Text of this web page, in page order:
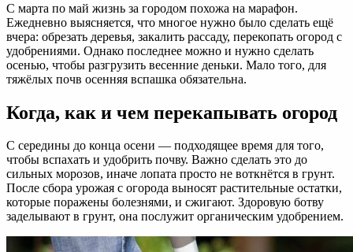
С марта по май жизнь за городом похожа на марафон.
Ежедневно выясняется, что многое нужно было сделать ещё
вчера: обрезать деревья, закалить рассаду, перекопать огород с
удобрениями. Однако последнее можно и нужно сделать
осенью, чтобы разгрузить весенние деньки. Мало того, для
тяжёлых почв осенняя вспашка обязательна.
Когда, как и чем перекапывать огород
С середины до конца осени — подходящее время для того,
чтобы вспахать и удобрить почву. Важно сделать это до
сильных морозов, иначе лопата просто не воткнётся в грунт.
После сбора урожая с огорода выносят растительные остатки,
которые поражены болезнями, и сжигают. Здоровую ботву
заделывают в грунт, она послужит органическим удобрением.